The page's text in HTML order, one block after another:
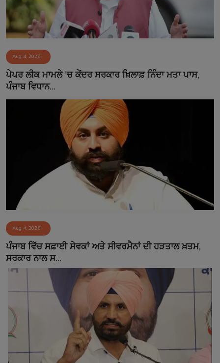
Aug 4, 2026
ਪੇਪਰ ਲੀਕ ਮਾਮਲੇ 'ਚ ਕੇਂਦਰ ਸਰਕਾਰ ਖ਼ਿਲਾਫ਼ ਨਿੰਦਾ ਮਤਾ ਪਾਸ,
ਪੰਜਾਬ ਵਿਧਾਨ...
Aug 4, 2026
ਪੰਜਾਬ ਵਿੱਚ ਸਫ਼ਾਈ ਸੇਵਕਾਂ ਅਤੇ ਸੀਵਰਮੈਨਾਂ ਦੀ ਹੜਤਾਲ ਖ਼ਤਮ,
ਸਰਕਾਰ ਨਾਲ ਸ...